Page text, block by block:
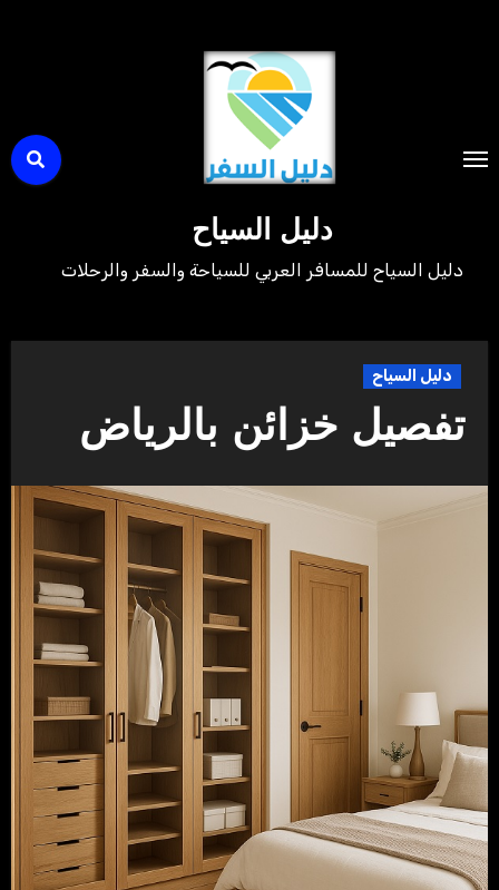
دليل السياح
دليل السياح للمسافر العربي للسياحة والسفر والرحلات
دليل السياح
تفصيل خزائن بالرياض‏